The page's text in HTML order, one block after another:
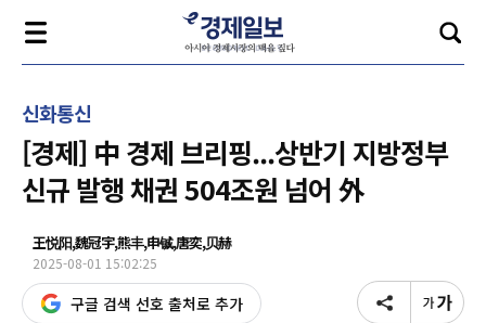
신화통신
[경제] 中 경제 브리핑...상반기 지방정부
신규 발행 채권 504조원 넘어 外
王悦阳,魏冠宇,熊丰,申铖,唐奕,贝赫
2025-08-01 15:02:25
구글 검색 선호 출처로 추가